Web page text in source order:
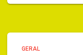
GERAL